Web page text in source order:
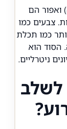
ואפור הם
צבעים כמו
כמו תכלת
הסוד הוא
ניטרליים.
לשלב